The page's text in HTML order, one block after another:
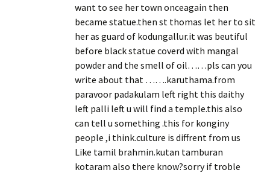
want to see her town onceagain then
became statue.then st thomas let her to sit
her as guard of kodungallur.it was beutiful
before black statue coverd with mangal
powder and the smell of oil……pls can you
write about that …….karuthama.from
paravoor padakulam left right this daithy
left palli left u will find a temple.this also
can tell u something .this for konginy
people ,i think.culture is diffrent from us
Like tamil brahmin.kutan tamburan
kotaram also there know?sorry if troble